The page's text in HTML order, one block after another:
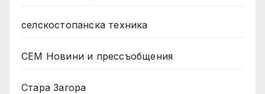
селскостопанска техника
СЕМ Новини и прессъобщения
Стара Загора